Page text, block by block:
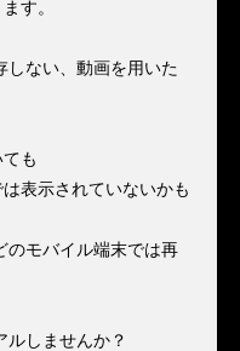
す。
しない、動画を用いた
も
表示されていないかも
のモバイル端末では再
ルしませんか？